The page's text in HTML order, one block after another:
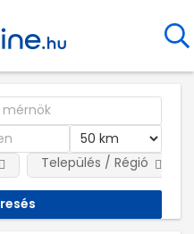
Település / Régió